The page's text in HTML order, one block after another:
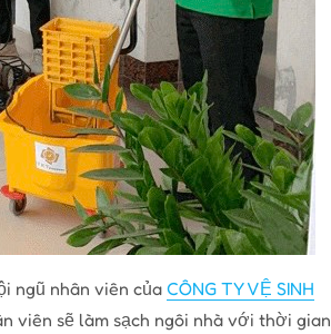
ngũ nhân viên của CÔNG TY VỆ SINH
viên sẽ làm sạch ngôi nhà với thời gian